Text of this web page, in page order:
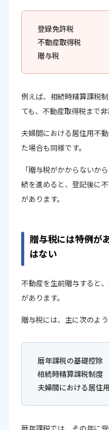
登録免許税
不動産取得税
贈与税
例えば、相続時精算課税
ても、不動産取得税まで
夫婦間における居住用不
た場合も同様です。
「贈与税がかからないか
続を進めると、登記後に
があります。
贈与税には特例が
はない
不動産を生前贈与すると
があります。
贈与税には、主に次のよう
暦年課税の基礎控除
相続時精算課税制度
夫婦間における居住